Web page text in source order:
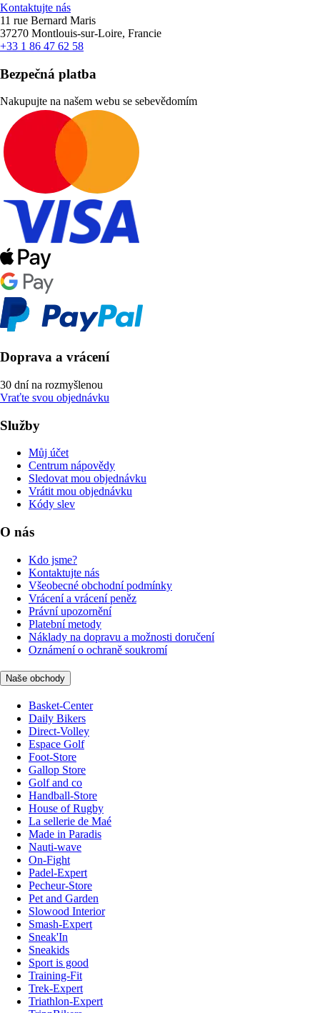
Kontaktujte nás
11 rue Bernard Maris
37270 Montlouis-sur-Loire, Francie
+33 1 86 47 62 58
Bezpečná platba
Nakupujte na našem webu se sebevědomím
Doprava a vrácení
30 dní na rozmyšlenou
Vraťte svou objednávku
Služby
Můj účet
Centrum nápovědy
Sledovat mou objednávku
Vrátit mou objednávku
Kódy slev
O nás
Kdo jsme?
Kontaktujte nás
Všeobecné obchodní podmínky
Vrácení a vrácení peněz
Právní upozornění
Platební metody
Náklady na dopravu a možnosti doručení
Oznámení o ochraně soukromí
Naše obchody
Basket-Center
Daily Bikers
Direct-Volley
Espace Golf
Foot-Store
Gallop Store
Golf and co
Handball-Store
House of Rugby
La sellerie de Maé
Made in Paradis
Nauti-wave
On-Fight
Padel-Expert
Pecheur-Store
Pet and Garden
Slowood Interior
Smash-Expert
Sneak'In
Sneakids
Sport is good
Training-Fit
Trek-Expert
Triathlon-Expert